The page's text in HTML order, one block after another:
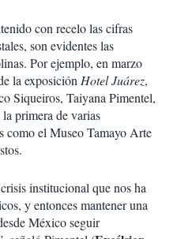
con recelo las cifras
son evidentes las
Por ejemplo, en marzo
la exposiciónHotel Juárez,
Siqueiros, Taiyana Pimentel,
primera de varias
como el Museo Tamayo Arte
institucional que nos ha
y entonces mantener una
México seguir